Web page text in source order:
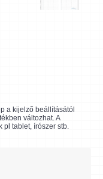
a kijelző beállításától
változhat. A
pl tablet, írószer stb.